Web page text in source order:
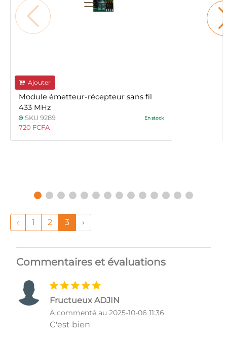
Ajouter
Module émetteur-récepteur sans fil
433 MHz
SKU 9289 En stock
720 FCFA
‹ 1 2 3 ›
Commentaires et évaluations
Fructueux ADJIN
A commenté au 2025-10-06 11:36
C'est bien